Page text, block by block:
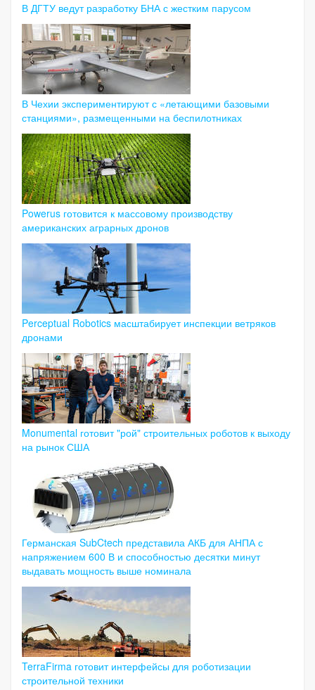
В ДГТУ ведут разработку БНА с жестким парусом
В Чехии экспериментируют с «летающими базовыми
станциями», размещенными на беспилотниках
Powerus готовится к массовому производству
американских аграрных дронов
Perceptual Robotics масштабирует инспекции ветряков
дронами
Monumental готовит "рой" строительных роботов к выходу
на рынок США
Германская SubCtech представила АКБ для АНПА с
напряжением 600 В и способностью десятки минут
выдавать мощность выше номинала
TerraFirma готовит интерфейсы для роботизации
строительной техники